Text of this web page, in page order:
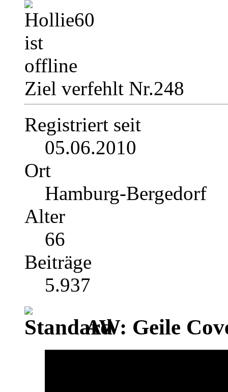
Ziel verfehlt Nr.248
Registriert seit
05.06.2010
Ort
Hamburg-Bergedorf
Alter
66
Beiträge
5.937
AW: Geile